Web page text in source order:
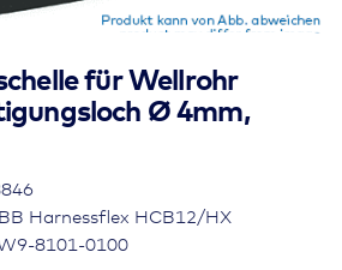
für Wellrohr
Ø 4mm,
8101-0100
Harnessflex HCB12/HX